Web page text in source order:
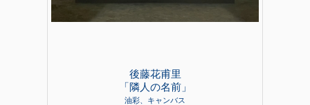
後藤花甫里
「隣人の名前」
油彩、キャンバス